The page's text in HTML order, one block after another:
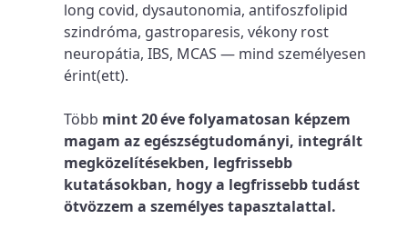
long covid, dysautonomia, antifoszfolipid
szindróma, gastroparesis, vékony rost
neuropátia, IBS, MCAS — mind személyesen
érint(ett).
Több mint 20 éve folyamatosan képzem
magam az egészségtudományi, integrált
megközelítésekben, legfrissebb
kutatásokban, hogy a legfrissebb tudást
ötvözzem a személyes tapasztalattal.